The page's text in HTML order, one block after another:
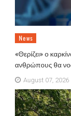
News
«Θερίζει» ο
ανθρώπους θα
August 07, 2026